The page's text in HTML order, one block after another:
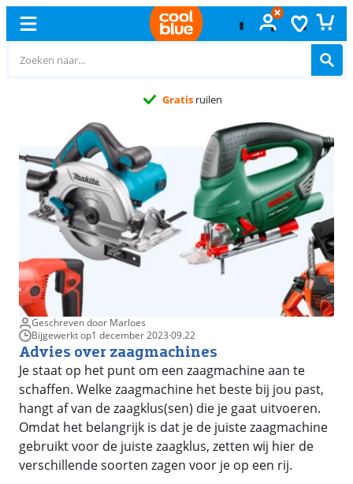
Gratis ruilen
Geschreven door Marloes
Bijgewerkt op1 december 2023·09.22
Advies over zaagmachines
Je staat op het punt om een zaagmachine aan te
schaffen. Welke zaagmachine het beste bij jou past,
hangt af van de zaagklus(sen) die je gaat uitvoeren.
Omdat het belangrijk is dat je de juiste zaagmachine
gebruikt voor de juiste zaagklus, zetten wij hier de
verschillende soorten zagen voor je op een rij.